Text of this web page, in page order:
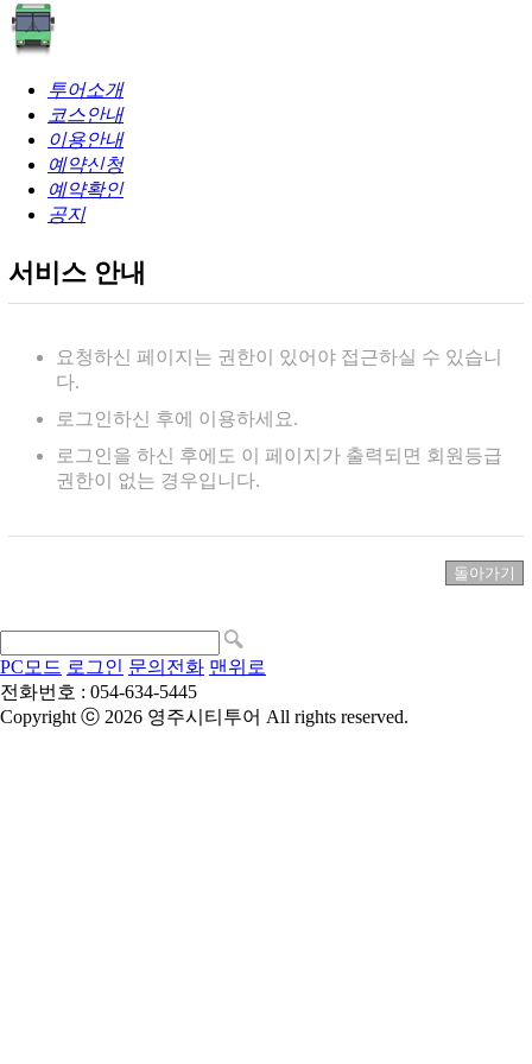
투어소개
코스안내
이용안내
예약신청
예약확인
공지
서비스 안내
요청하신 페이지는 권한이 있어야 접근하실 수 있습니
다.
로그인하신 후에 이용하세요.
로그인을 하신 후에도 이 페이지가 출력되면 회원등급
권한이 없는 경우입니다.
PC모드 로그인 문의전화 맨위로
전화번호 : 054-634-5445
Copyright ⓒ 2026 영주시티투어 All rights reserved.